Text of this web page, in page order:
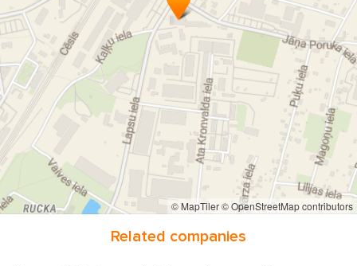
© MapTiler© OpenStreetMap contributors
Related companies